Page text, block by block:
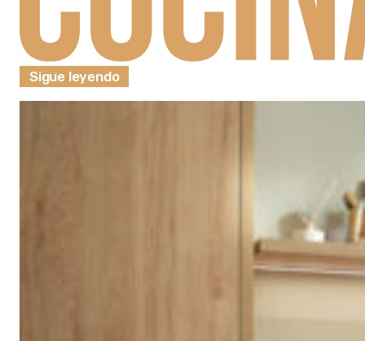
Sigue leyendo